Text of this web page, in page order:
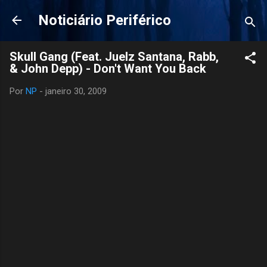
Pular para o conteúdo principal
Noticiário Periférico
Skull Gang (Feat. Juelz Santana, Rabb,
& John Depp) - Don't Want You Back
Por NP - janeiro 30, 2009